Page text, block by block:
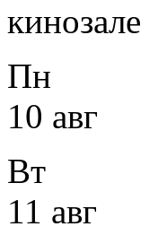
кинозале
Пн
10 авг
Вт
11 авг